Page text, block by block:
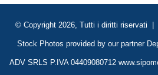
© Copyright 2026, Tutti i diritti riservati |
Stock Photos provided by our partner
ADV SRLS P.IVA 04409080712